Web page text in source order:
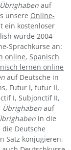
Übrighaben auf
unsere Online-
ein kostenloser
wurde 2004
Sprachkurse an:
online, Spanisch
lernen online
auf Deutsche in
Futur I, futur II,
I, Subjonctif II,
Übrighabenauf
in die
Deutsche
Satz konjugieren,